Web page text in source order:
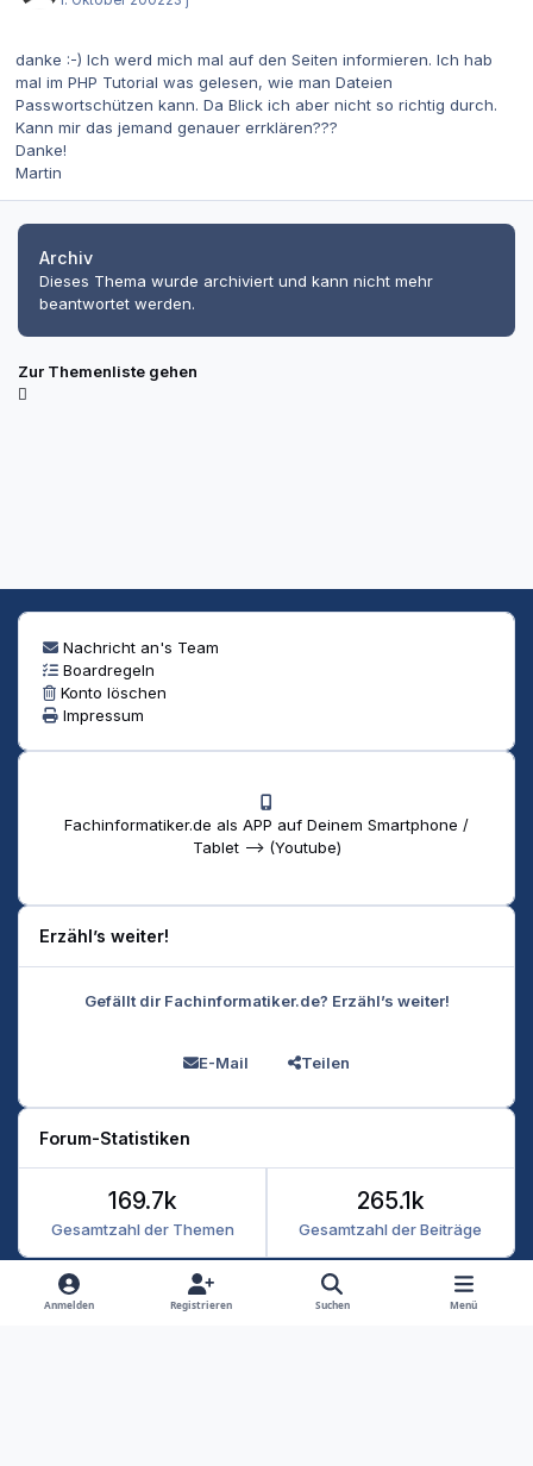
danke :-) Ich werd mich mal auf den Seiten informieren. Ich hab
mal im PHP Tutorial was gelesen, wie man Dateien
Passwortschützen kann. Da Blick ich aber nicht so richtig durch.
Kann mir das jemand genauer errklären???
Danke!
Martin
Archiv
Dieses Thema wurde archiviert und kann nicht mehr
beantwortet werden.
Zur Themenliste gehen
Nachricht an's Team
Boardregeln
Konto löschen
Impressum
Fachinformatiker.de als APP auf Deinem Smartphone /
Tablet --> (Youtube)
Erzähl’s weiter!
Gefällt dir Fachinformatiker.de? Erzähl’s weiter!
E-Mail Teilen
Forum-Statistiken
Gesamtzahl der Themen
169.7k
Gesamtzahl der Beiträge
265.1k
Heller Modus
Dunkler Modus
Systemeinstellung
Anmelden Registrieren Suchen Menü